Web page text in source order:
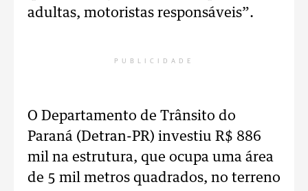
adultas, motoristas responsáveis”.
PUBLICIDADE
O Departamento de Trânsito do
Paraná (Detran-PR) investiu R$ 886
mil na estrutura, que ocupa uma área
de 5 mil metros quadrados, no terreno